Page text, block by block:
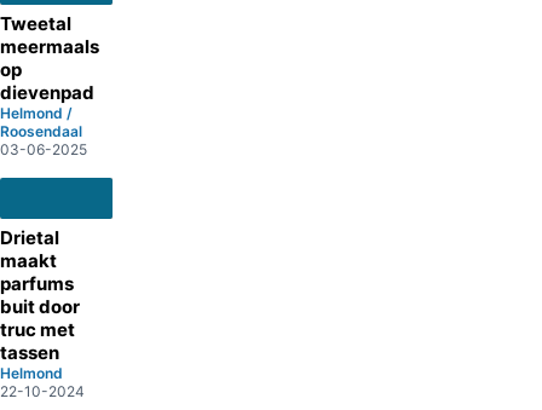
Tweetal
meermaals
op
dievenpad
Helmond /
Roosendaal
03-06-2025
Drietal
maakt
parfums
buit door
truc met
tassen
Helmond
22-10-2024